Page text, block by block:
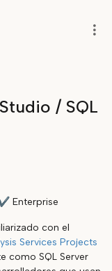
/ SQL
Enterprise
con el
Services Projects
como SQL Server